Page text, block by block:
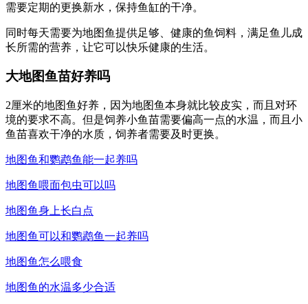
需要定期的更换新水，保持鱼缸的干净。
同时每天需要为地图鱼提供足够、健康的鱼饲料，满足鱼儿成
长所需的营养，让它可以快乐健康的生活。
大地图鱼苗好养吗
2厘米的地图鱼好养，因为地图鱼本身就比较皮实，而且对环
境的要求不高。但是饲养小鱼苗需要偏高一点的水温，而且小
鱼苗喜欢干净的水质，饲养者需要及时更换。
地图鱼和鹦鹉鱼能一起养吗
地图鱼喂面包虫可以吗
地图鱼身上长白点
地图鱼可以和鹦鹉鱼一起养吗
地图鱼怎么喂食
地图鱼的水温多少合适